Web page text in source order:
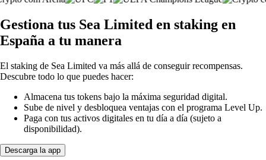
Gestiona tus Sea Limited en staking en
España a tu manera
El staking de Sea Limited va más allá de conseguir recompensas.
Descubre todo lo que puedes hacer:
Almacena tus tokens bajo la máxima seguridad digital.
Sube de nivel y desbloquea ventajas con el programa Level Up.
Paga con tus activos digitales en tu día a día (sujeto a
disponibilidad).
Descarga la app